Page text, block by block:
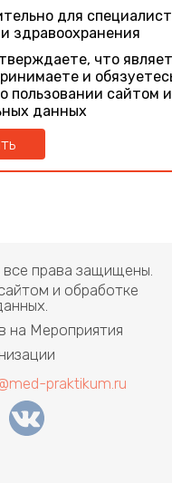
права защищены.
и обработке
на Мероприятия
praktikum.ru
для
здравоохранения
что
и
пользовании сайтом и
данных